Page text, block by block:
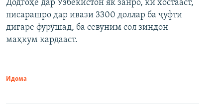
Додгоҳе дар Узбекистон як занро, ки хостааст,
писарашро дар ивази 3300 доллар ба ҷуфти
дигаре фурӯшад, ба севуним сол зиндон
маҳкум кардааст.
Идома